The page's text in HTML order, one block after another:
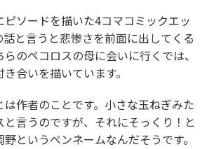
ソードを描いた4コマコミックエッ
と言うと悲惨さを前面に出してくる
のペコロスの母に会いに行くでは、
合いを描いています。
作者のことです。小さな玉ねぎみた
言うのですが、それにそっくり！と
というペンネームなんだそうです。